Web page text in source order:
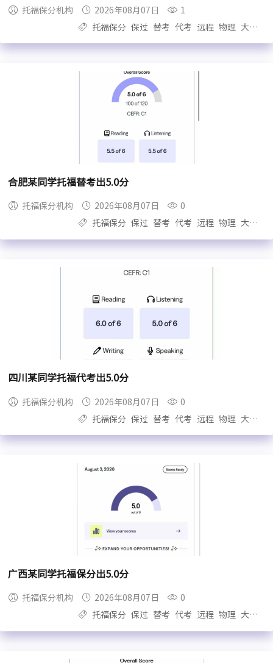
托福保分机构 2026年08月07日
1
托福保分
保过 替考 代考 远程 物理 大自拍
合肥某同学托福替考出5.0分
托福保分机构 2026年08月07日
0
托福保分
保过 替考 代考 远程 物理 大自拍
四川某同学托福代考出5.0分
托福保分机构 2026年08月07日
0
托福保分
保过 替考 代考 远程 物理 大自拍
广西某同学托福保分出5.0分
托福保分机构 2026年08月07日
0
托福保分
保过 替考 代考 远程 物理 大自拍